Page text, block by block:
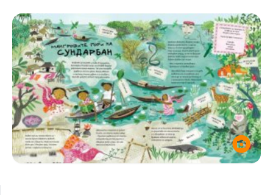
Домашен любимец
Питаме Ви
До ре ми